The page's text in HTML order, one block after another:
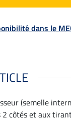
dans le
(semelle
côtés et aux